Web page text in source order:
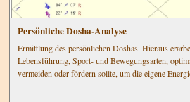
Persönliche Dosha-Analyse
Ermittlung des persönlichen Doshas. Hieraus
Lebensführung, Sport- und Bewegungsarten,
vermeiden oder fördern sollte, um die eigene